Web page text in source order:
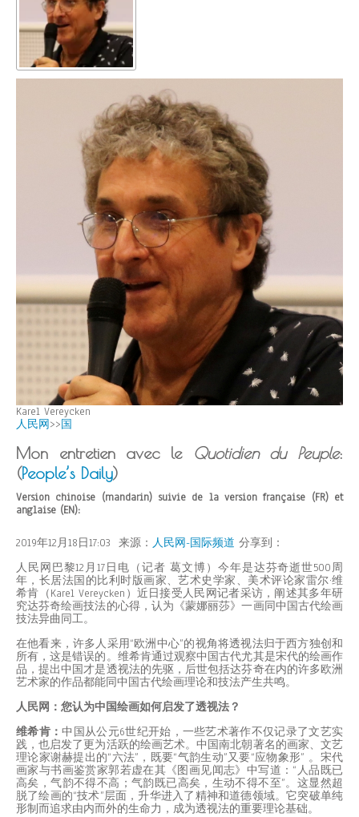
Karel Vereycken
人民网>>国
Mon entretien avec le Quotidien du Peuple:
(People’s Daily)
Version chinoise (mandarin) suivie de la version française (FR) et
anglaise (EN):
2019年12月18日17:03 来源： 人民网-国际频道 分享到：
人民网巴黎12月17日电（记者 葛文博）今年是达芬奇逝世500周
年，长居法国的比利时版画家、艺术史学家、美术评论家雷尔·维
希肯（Karel Vereycken）近日接受人民网记者采访，阐述其多年研
究达芬奇绘画技法的心得，认为《蒙娜丽莎》一画同中国古代绘画
技法异曲同工。
在他看来，许多人采用“欧洲中心”的视角将透视法归于西方独创和
所有，这是错误的。维希肯通过观察中国古代尤其是宋代的绘画作
品，提出中国才是透视法的先驱，后世包括达芬奇在内的许多欧洲
艺术家的作品都能同中国古代绘画理论和技法产生共鸣。
人民网：您认为中国绘画如何启发了透视法？
维希肯：中国从公元6世纪开始，一些艺术著作不仅记录了文艺实
践，也启发了更为活跃的绘画艺术。中国南北朝著名的画家、文艺
理论家谢赫提出的“六法”，既要“气韵生动”又要“应物象形” 。宋代
画家与书画鉴赏家郭若虚在其《图画见闻志》中写道：“人品既已
高矣，气韵不得不高；气韵既已高矣，生动不得不至”。这显然超
脱了绘画的“技术”层面，升华进入了精神和道德领域。它突破单纯
形制而追求由内而外的生命力，成为透视法的重要理论基础。